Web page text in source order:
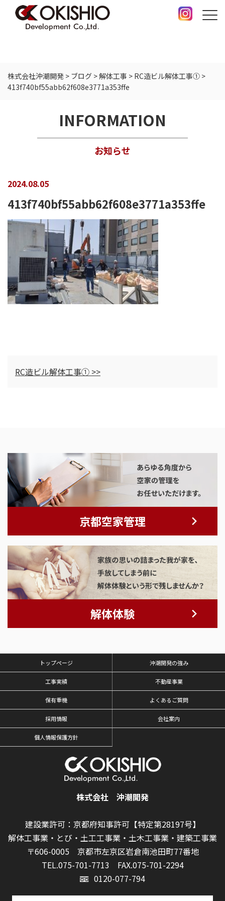
株式会社沖潮開発 > ブログ >解体工事 > RC造ビル解体工事① >
413f740bf55abb62f608e3771a353ffe
INFORMATION
お知らせ
2024.08.05
413f740bf55abb62f608e3771a353ffe
RC造ビル解体工事① >>
京都空家管理
解体体験
トップページ 沖潮開発の強み
工事実績 不動産事業
保有重機 よくあるご質問
採用情報 会社案内
個人情報保護方針
株式会社 沖潮開発
建設業許可：京都府知事許可【特定第28197号】
解体工事業・とび・土工工事業・土木工事業・建築工事業
〒606-0005 京都市左京区岩倉南池田町77番地
TEL.075-701-7713 FAX.075-701-2294
0120-077-794